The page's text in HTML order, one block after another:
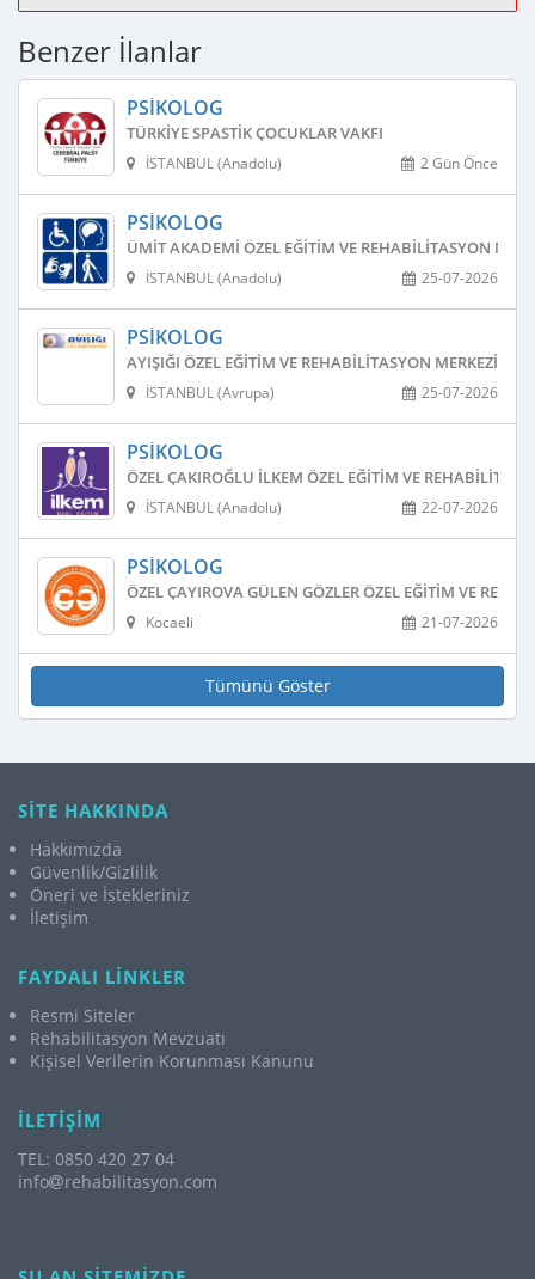
Benzer İlanlar
PSIKOLOG
TÜRKIYE SPASTIK ÇOCUKLAR VAKFI
2 Gün Önce
İSTANBUL (Anadolu)
PSIKOLOG
ÜMIT AKADEMI ÖZEL EĞITIM VE REHABILITASYON
25-07-2026
İSTANBUL (Anadolu)
PSIKOLOG
AYIŞIĞI ÖZEL EĞITIM VE REHABILITASYON MERKEZI
25-07-2026
İSTANBUL (Avrupa)
PSIKOLOG
ÖZEL ÇAKIROĞLU İLKEM ÖZEL EĞITIM VE
22-07-2026
İSTANBUL (Anadolu)
PSIKOLOG
ÖZEL ÇAYIROVA GÜLEN GÖZLER ÖZEL EĞITIM VE
21-07-2026
Kocaeli
Tümünü Göster
SİTE HAKKINDA
Hakkımızda
Güvenlik/Gizlilik
Öneri ve İstekleriniz
İletişim
FAYDALI LİNKLER
Resmi Siteler
Rehabilitasyon Mevzuatı
Kişisel Verilerin Korunması Kanunu
İLETİŞİM
TEL: 0850 420 27 04
info
rehabilitasyon.com